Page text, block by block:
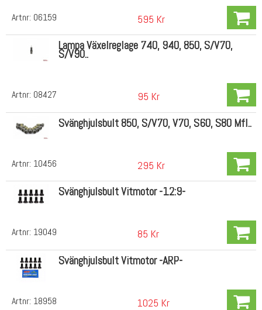
Artnr: 06159 595 Kr
Artnr: 08427
Lampa Växelreglage 740, 940, 850, S/V70,
S/V90..
95 Kr
Artnr: 10456
Svänghjulsbult 850, S/V70, V70, S60, S80 Mfl..
295 Kr
Artnr: 19049
Svänghjulsbult Vitmotor -12:9-
85 Kr
Artnr: 18958
Svänghjulsbult Vitmotor -ARP-
1025 Kr